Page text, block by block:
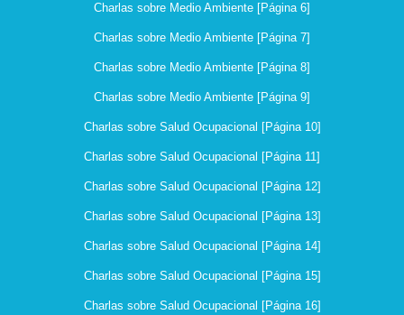
Charlas sobre Medio Ambiente [Página 6]
Charlas sobre Medio Ambiente [Página 7]
Charlas sobre Medio Ambiente [Página 8]
Charlas sobre Medio Ambiente [Página 9]
Charlas sobre Salud Ocupacional [Página 10]
Charlas sobre Salud Ocupacional [Página 11]
Charlas sobre Salud Ocupacional [Página 12]
Charlas sobre Salud Ocupacional [Página 13]
Charlas sobre Salud Ocupacional [Página 14]
Charlas sobre Salud Ocupacional [Página 15]
Charlas sobre Salud Ocupacional [Página 16]